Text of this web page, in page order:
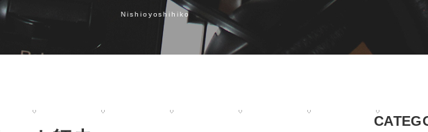
Nishioyoshihiko